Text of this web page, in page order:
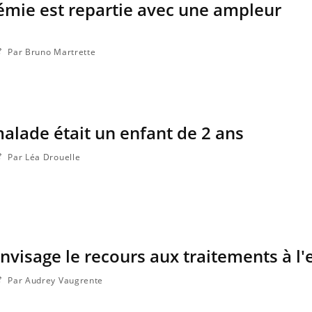
est repartie avec une ampleur
Par Bruno Martrette
était un enfant de 2 ans
Par Léa Drouelle
le recours aux traitements à
Par Audrey Vaugrente